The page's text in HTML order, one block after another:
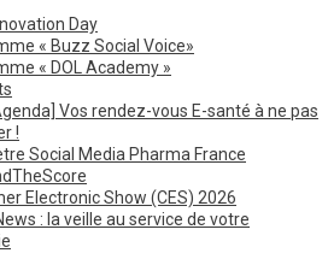
Day
« Buzz Social Voice»
« DOL Academy »
Vos rendez-vous E-santé à ne pas
!
Social Media Pharma France
Electronic Show (CES) 2026
: la veille au service de votre